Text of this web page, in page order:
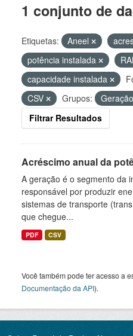
1 conjunto de
Etiquetas: Aneel
potência instalada
capacidade instalada
CSV
Grupos:
Geração
Filtrar Resultados
Acréscimo anual da
A geração é o segmento da
responsável por produzir
sistemas de transporte
que chegue...
PDF CSV
Você também pode ter acesso a
Documentação da API).